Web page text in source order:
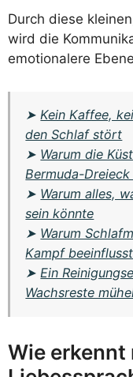
Durch diese
wird die
emotionalere
➤Kein Kaffee,
den Schlaf stört
➤ Warum die
Bermuda-
➤ Warum alles,
sein könnte
➤ Warum
Kampf beeinflusst
➤Ein
Wachsreste
Wie erkennt